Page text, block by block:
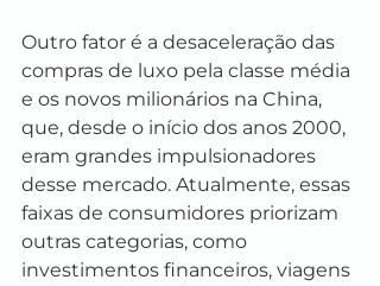
Outro fator é a desaceleração das
compras de luxo pela classe média
e os novos milionários na China,
que, desde o início dos anos 2000,
eram grandes impulsionadores
desse mercado. Atualmente, essas
faixas de consumidores priorizam
outras categorias, como
investimentos financeiros, viagens